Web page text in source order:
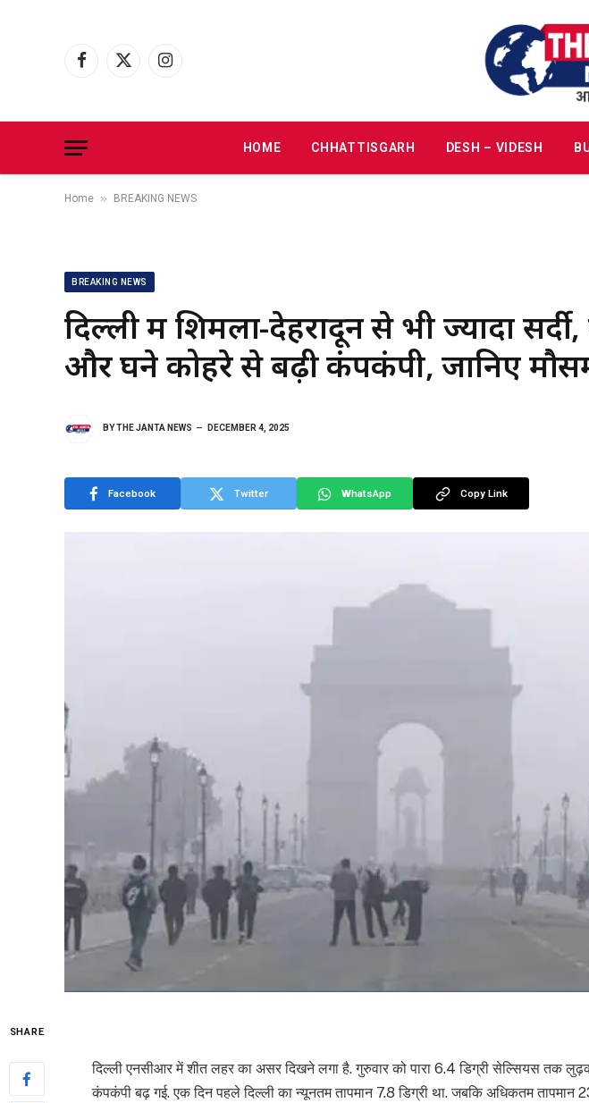
Facebook
X
Instagram
HOME CHHATTISGARH DESH – VIDESH
Home » BREAKING NEWS
BREAKING NEWS
दिल्ली में शिमला-देहरादून से भी ज्यादा
और घने कोहरे से बढ़ी कंपकंपी, जानिए
BYTHE JANTA NEWS DECEMBER 4, 2025
Facebook Twitter WhatsApp Copy Link
SHARE
दिल्ली एनसीआर में शीत लहर का असर दिखने लगा है. गुरुवार को पारा 6.4 डिग्री सेल्सियस तक
कंपकंपी बढ़ गई. एक दिन पहले दिल्ली का न्यूनतम तापमान 7.8 डिग्री था. जबकि अधिकतम तापमान